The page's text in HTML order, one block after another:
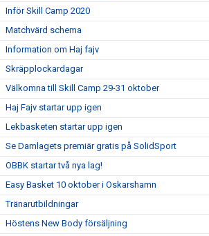
Inför Skill Camp 2020
Matchvärd schema
Information om Haj fajv
Skräpplockardagar
Välkomna till Skill Camp 29-31 oktober
Haj Fajv startar upp igen
Lekbasketen startar upp igen
Se Damlagets premiär gratis på SolidSport
OBBK startar två nya lag!
Easy Basket 10 oktober i Oskarshamn
Tränarutbildningar
Höstens New Body försäljning